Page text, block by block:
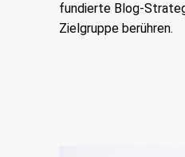
fundierte Blog-
Zielgruppe berühren.